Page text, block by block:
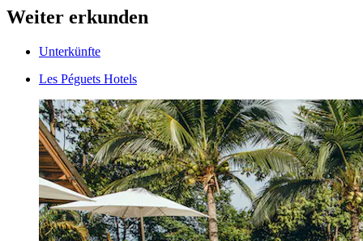
Weiter erkunden
Unterkünfte
Les Péguets Hotels